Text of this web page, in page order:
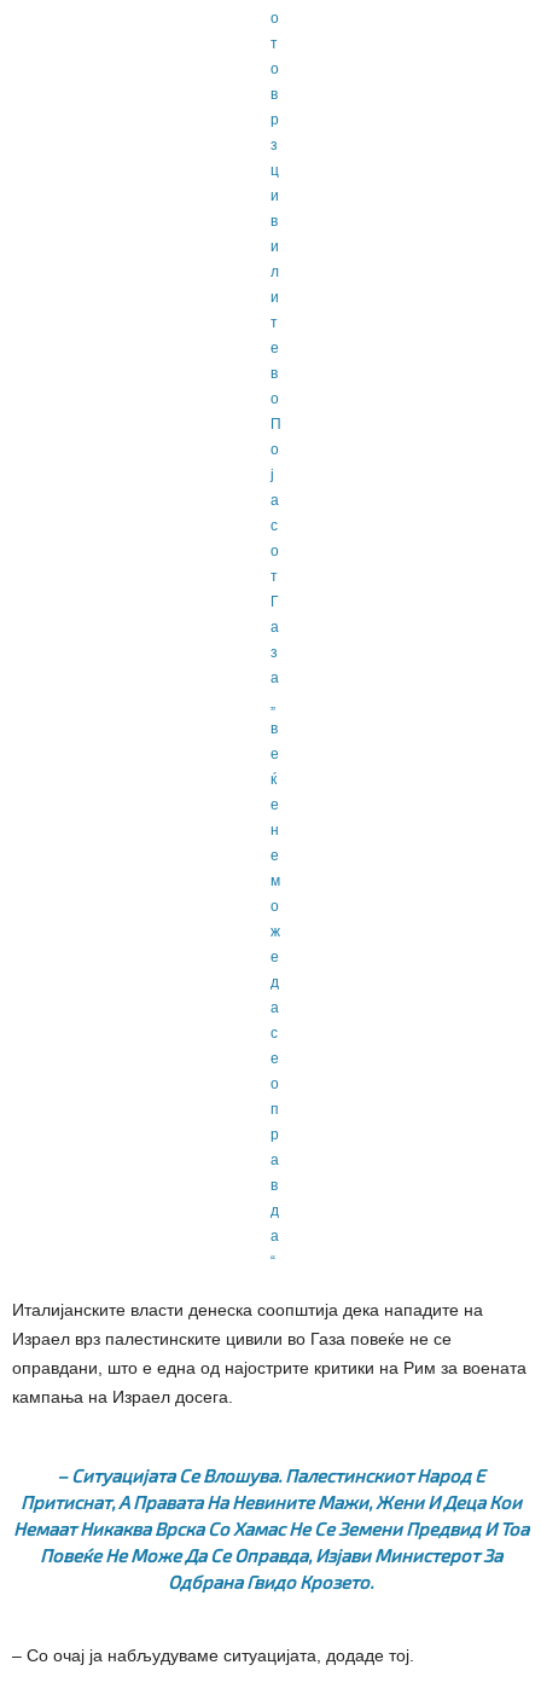
Италијанските власти денеска соопштија дека нападите на
Израел врз палестинските цивили во Газа повеќе не се
оправдани, што е една од најострите критики на Рим за воената
кампања на Израел досега.
– Ситуацијата Се Влошува. Палестинскиот Народ Е
Притиснат, А Правата На Невините Мажи, Жени И Деца Кои
Немаат Никаква Врска Со Хамас Не Се Земени Предвид И Тоа
Повеќе Не Може Да Се Оправда, Изјави Министерот За
Одбрана Гвидо Крозето.
– Со очај ја набљудуваме ситуацијата, додаде тој.